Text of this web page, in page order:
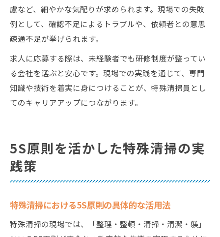
慮など、細やかな気配りが求められます。現場での失敗
例として、確認不足によるトラブルや、依頼者との意思
疎通不足が挙げられます。
求人に応募する際は、未経験者でも研修制度が整ってい
る会社を選ぶと安心です。現場での実践を通じて、専門
知識や技術を着実に身につけることが、特殊清掃員とし
てのキャリアアップにつながります。
5S原則を活かした特殊清掃の実
践策
特殊清掃における5S原則の具体的な活用法
特殊清掃の現場では、「整理・整頓・清掃・清潔・躾」